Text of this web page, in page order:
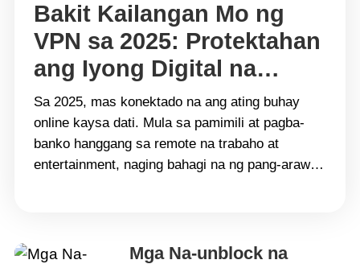
Bakit Kailangan Mo ng
VPN sa 2025: Protektahan
ang Iyong Digital na
Buhay
Sa 2025, mas konektado na ang ating buhay
online kaysa dati. Mula sa pamimili at pagba-
banko hanggang sa remote na trabaho at
entertainment, naging bahagi na ng pang-araw-
mahalagang tanong: Bakit kailangan mo ng
Mga Na-unblock na